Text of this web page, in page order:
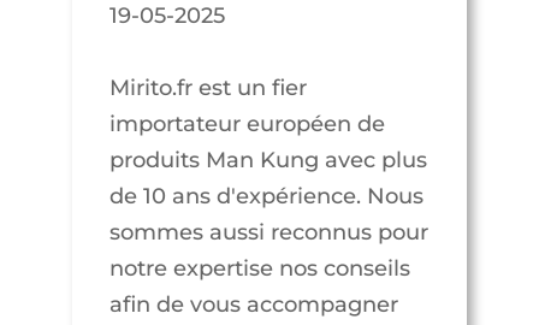
19-05-2025
Mirito.fr est un fier
importateur européen de
produits Man Kung avec plus
de 10 ans d'expérience. Nous
sommes aussi reconnus pour
notre expertise nos conseils
afin de vous accompagner